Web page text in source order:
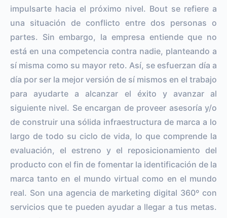
impulsarte hacia el próximo nivel. Bout se refiere a
una situación de conflicto entre dos personas o
partes. Sin embargo, la empresa entiende que no
está en una competencia contra nadie, planteando a
sí misma como su mayor reto. Así, se esfuerzan día a
día por ser la mejor versión de sí mismos en el trabajo
para ayudarte a alcanzar el éxito y avanzar al
siguiente nivel. Se encargan de proveer asesoría y/o
de construir una sólida infraestructura de marca a lo
largo de todo su ciclo de vida, lo que comprende la
evaluación, el estreno y el reposicionamiento del
producto con el fin de fomentar la identificación de la
marca tanto en el mundo virtual como en el mundo
real. Son una agencia de marketing digital 360º con
servicios que te pueden ayudar a llegar a tus metas.